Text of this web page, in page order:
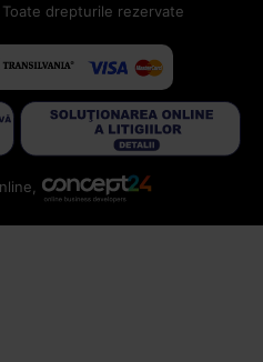
drepturile rezervate